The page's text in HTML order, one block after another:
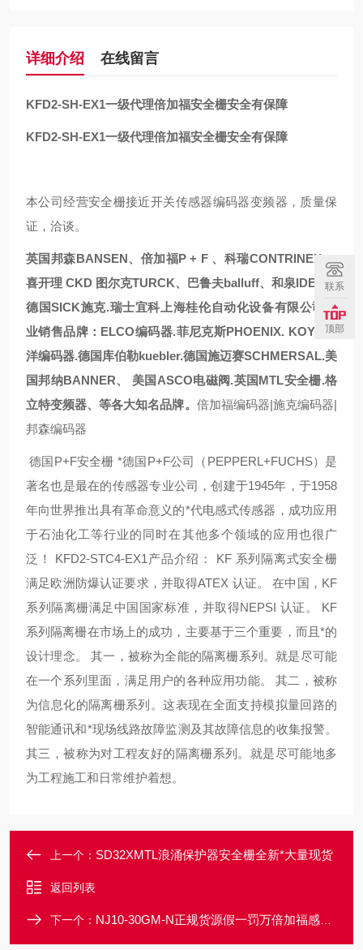
详细介绍 在线留言
KFD2-SH-EX1一级代理倍加福安全栅安全有保障
KFD2-SH-EX1一级代理倍加福安全栅安全有保障
本公司经营安全栅接近开关传感器编码器变频器，质量保
证，洽谈。
英国邦森BANSEN、倍加福P + F 、科瑞CONTRINEX
喜开理 CKD 图尔克TURCK、巴鲁夫balluff、和泉IDEC、
德国SICK施克.瑞士宜科 上海桂伦自动化设备有限公司专
业销售品牌： ELCO编码器.菲尼克斯PHOENIX. KOYO光
洋编码器.德国库伯勒kuebler.德国施迈赛SCHMERSAL.美
国邦纳BANNER、
美国 ASCO电磁阀.英国MTL安全栅.格
立特变频器、等各大知名品牌。 倍加福编码器|施克编码器|
邦森编码器
德国P+F安全栅 *德国P+F公司（PEPPERL+FUCHS）是
著名也是最在的传感器专业公司，创建于1945年，于1958
年向世界推出具有革命意义的*代电感式传感器，成功应用
于石油化工等行业的同时在其他多个领域的应用也很广
泛！ KFD2-STC4-EX1产品介绍： KF 系列隔离式安全栅
满足欧洲防爆认证要求，并取得ATEX 认证。 在中国，KF
系列隔离栅满足中国国家标准，并取得NEPSI 认证。 KF
系列隔离栅在市场上的成功，主要基于三个重要，而且*的
设计理念。 其一，被称为全能的隔离栅系列。就是尽可能
在一个系列里面，满足用户的各种应用功能。 其二，被称
为信息化的隔离栅系列。这表现在全面支持模拟量回路的
智能通讯和*现场线路故障监测及其故障信息的收集报警。
其三，被称为对工程友好的隔离栅系列。就是尽可能地多
为工程施工和日常维护着想。
上一个： SD32XMTL浪涌保护器安全栅全新*大量现货
返回列表
下一个： NJ10-30GM-N正规货源假一罚万倍加福感应式传感器
联系
顶部